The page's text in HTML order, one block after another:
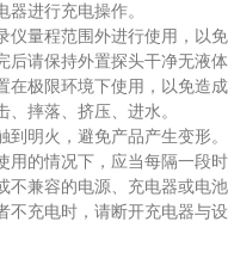
进行充电操作。
量程范围外进行使用，以免
请保持外置探头干净无液体
极限环境下使用，以免造成
摔落、挤压、进水。
明火，避免产品产生变形。
的情况下，应当每隔一段时
兼容的电源、充电器或电池
充电时，请断开充电器与设